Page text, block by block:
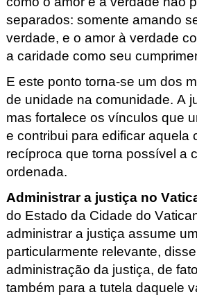
separados: somente amando
verdade, e o amor à verdade
a caridade como seu
E este ponto torna-se um dos
de unidade na comunidade. A
mas fortalece os vínculos que
e contribui para edificar aquela
recíproca que torna possível a
ordenada.
Administrar a justiça no
do Estado da Cidade do
administrar a justiça assume
particularmente relevante,
administração da justiça, de
também para a tutela daquele